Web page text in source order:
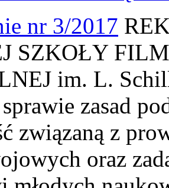
nr 3/2017
SZKOŁY
im. L.
zasad
związaną z
oraz